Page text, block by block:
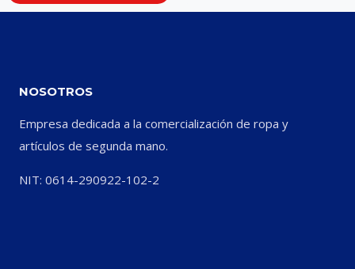
NOSOTROS
Empresa dedicada a la comercialización de ropa y
artículos de segunda mano.
NIT: 0614-290922-102-2